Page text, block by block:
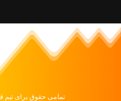
تمامی حقوق برای تیم